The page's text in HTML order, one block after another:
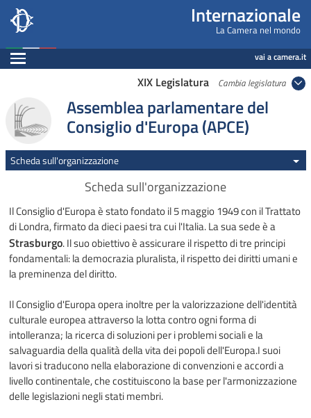
Internazionale, Camera dei Deputati -
Salta al contenuto principale
Salta al menu di navigazione Internazionale
La Camera nel mondo
Espandi vai a camera.it
XIX Legislatura Cambia legislatura
Assemblea parlamentare del
Consiglio d'Europa (APCE)
Scheda sull'organizzazione
Scheda sull'organizzazione
Il Consiglio d'Europa è stato fondato il 5 maggio 1949 con il Trattato
di Londra, firmato da dieci paesi tra cui l'Italia. La sua sede è a
Strasburgo. Il suo obiettivo è assicurare il rispetto di tre principi
fondamentali: la democrazia pluralista, il rispetto dei diritti umani e
la preminenza del diritto.
Il Consiglio d'Europa opera inoltre per la valorizzazione dell'identità
culturale europea attraverso la lotta contro ogni forma di
intolleranza; la ricerca di soluzioni per i problemi sociali e la
salvaguardia della qualità della vita dei popoli dell'Europa.I suoi
lavori si traducono nella elaborazione di convenzioni e accordi a
livello continentale, che costituiscono la base per l'armonizzazione
delle legislazioni negli stati membri.
Navigazione pagine di servizio
Fine pagina
Salta al contenuto principale
Salta al menu di navigazione
Vai a inizio pagina